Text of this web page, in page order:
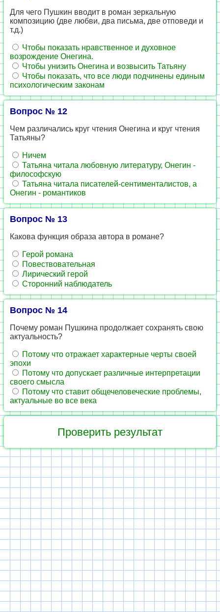
Для чего Пушкин вводит в роман зеркальную
композицию (две любви, два письма, две отповеди и
т.д.)
Чтобы показать нравственное и духовное
возрождение Онегина.
Чтобы унизить Онегина и возвысить Татьяну
Чтобы показать, что все люди подчинены единым
психологическим законам
Вопрос № 12
Чем различались круг чтения Онегина и круг чтения
Татьяны?
Ничем
Татьяна читала любовную литературу, Онегин -
философскую
Татьяна читала писателей-сентименталистов, а
Онегин - романтиков
Вопрос № 13
Какова функция образа автора в романе?
Герой романа
Повествовательная
Лирический герой
Сторонний наблюдатель
Вопрос № 14
Почему роман Пушкина продолжает сохранять свою
актуальность?
Потому что отражает характерные черты своей
эпохи
Потому что допускает различные интерпретации
своего смысла
Потому что ставит общечеловеческие проблемы,
актуальные во все века